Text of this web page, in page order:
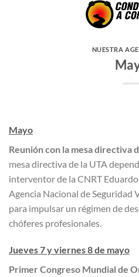
NUESTRA
Mayo
Reunión con la mesa directiva
mesa directiva de la UTA
interventor de la CNRT
Agencia Nacional de Seguridad
para impulsar un régimen de
chóferes profesionales.
Jueves 7 y viernes 8 de mayo
Primer Congreso Mundial de